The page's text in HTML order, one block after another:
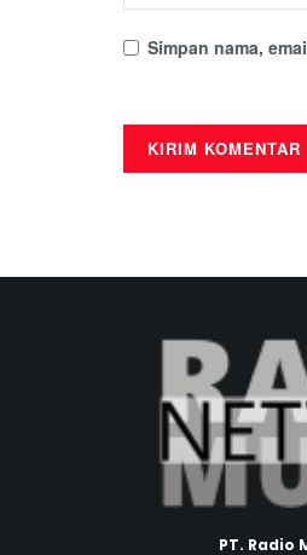
Simpan nama,
PT. Radio